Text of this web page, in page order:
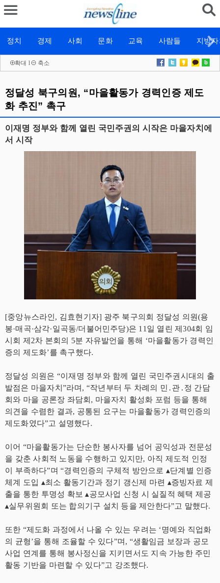
정치 경제 사회 문화 교육 사람들 지방
확대 l 축소
정달성 북구의원, “마을활동가 경력인증 제도
화 추진” 촉구
이재명 정부와 함께 열린 국민주권의 시작은 마을자치에
서 시작
[중앙뉴스라인, 김효현기자] 광주 북구의회 정달성 의원(용
봉·매곡·삼각·일곡동/더불어민주당)은 11일 열린 제304회 임
시회 제2차 본회의 5분 자유발언을 통해 ‘마을활동가 경력인
증의 제도화’를 촉구했다.
정달성 의원은 “이재명 정부와 함께 열린 국민주권시대의 출
발점은 마을자치”라며, “작년부터 두 차례의 민․관․정 간담
회와 마을 공론장 좌담회, 마을자치 활성화 포럼 등을 통해
의견을 수렴한 결과, 공통된 요구는 마을활동가 경력인증의
제도화였다”고 설명했다.
이어 “마을활동가는 단순한 봉사자를 넘어 공익성과 전문성
을 갖춘 사회적 노동을 수행하고 있지만, 아직 제도적 인정
이 부족하다”며 “경력인증의 구체적 방안으로 ▴단계별 인증
체계 도입 ▴최소 활동기간과 정기 갱신제 마련 ▴증빙자료 제
출을 통한 투명성 확보 ▴공모사업 신청 시 실질적 혜택 제공
▴실무위원회 또는 합의기구 설치 등을 제안한다”고 말했다.
또한 “제도화 과정에서 나올 수 있는 우려는 ‘명예와 직업화
의 균형’을 통해 조율할 수 있다”며, “생활임금 보장과 공모
사업 연계를 통해 봉사정신을 지키면서도 지속 가능한 주민
활동 기반을 마련할 수 있다”고 강조했다.